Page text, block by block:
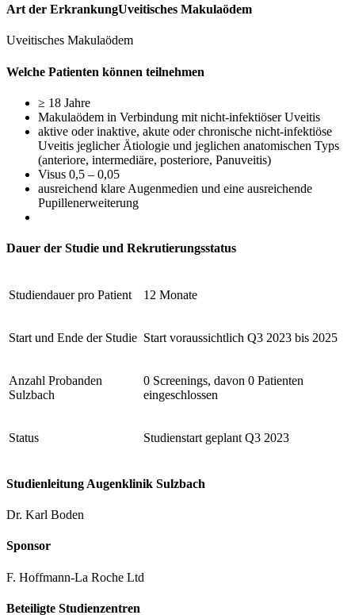
Art der ErkrankungUveitisches Makulaödem
Uveitisches Makulaödem
Welche Patienten können teilnehmen
≥ 18 Jahre
Makulaödem in Verbindung mit nicht-infektiöser Uveitis
aktive oder inaktive, akute oder chronische nicht-infektiöse
Uveitis jeglicher Ätiologie und jeglichen anatomischen Typs
(anteriore, intermediäre, posteriore, Panuveitis)
Visus 0,5 – 0,05
ausreichend klare Augenmedien und eine ausreichende
Pupillenerweiterung
Dauer der Studie und Rekrutierungsstatus
Studiendauer pro Patient 12 Monate
Start und Ende der Studie Start voraussichtlich Q3 2023 bis 2025
Anzahl Probanden
Sulzbach
0 Screenings, davon 0 Patienten
eingeschlossen
Status Studienstart geplant Q3 2023
Studienleitung Augenklinik Sulzbach
Dr. Karl Boden
Sponsor
F. Hoffmann-La Roche Ltd
Beteiligte Studienzentren